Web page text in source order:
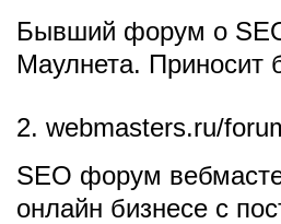
Бывший форум о SEO
Маулнета. Приносит
2. webmasters.ru/
SEO форум
онлайн бизнесе с